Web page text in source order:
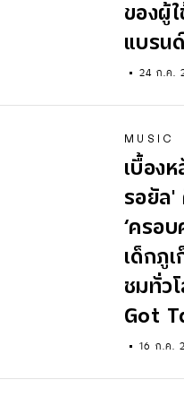
ของผู้
แบรน
24 ก.ค.
MUSIC
เบื้องห
รอยัล'
‘ครอ
เด็กภู
ชมทั่ว
Got
16 ก.ค.